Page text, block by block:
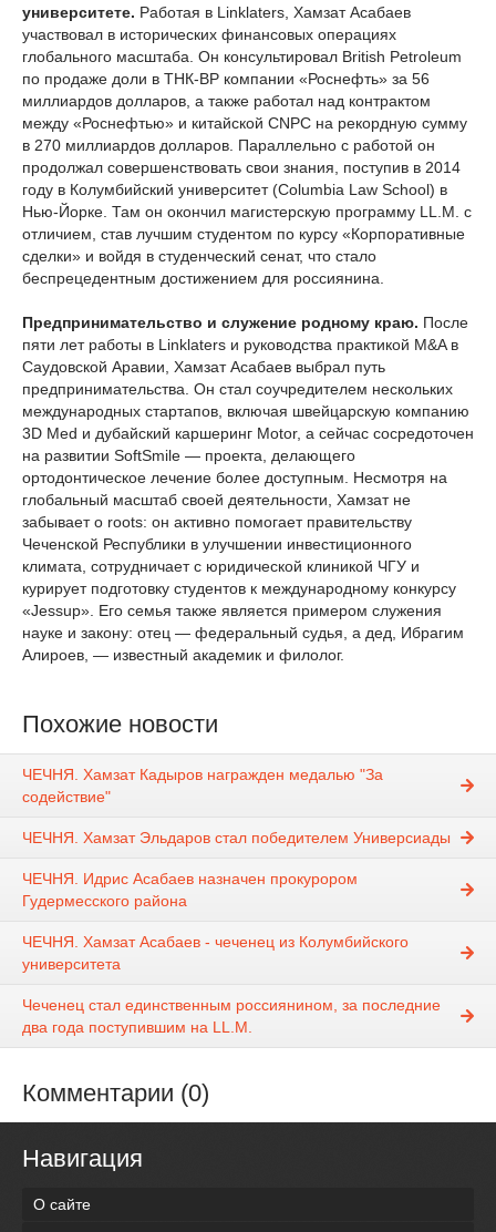
университете. Работая в Linklaters, Хамзат Асабаев
участвовал в исторических финансовых операциях
глобального масштаба. Он консультировал British Petroleum
по продаже доли в ТНК-BP компании «Роснефть» за 56
миллиардов долларов, а также работал над контрактом
между «Роснефтью» и китайской CNPC на рекордную сумму
в 270 миллиардов долларов. Параллельно с работой он
продолжал совершенствовать свои знания, поступив в 2014
году в Колумбийский университет (Columbia Law School) в
Нью-Йорке. Там он окончил магистерскую программу LL.M. с
отличием, став лучшим студентом по курсу «Корпоративные
сделки» и войдя в студенческий сенат, что стало
беспрецедентным достижением для россиянина.
Предпринимательство и служение родному краю. После
пяти лет работы в Linklaters и руководства практикой M&A в
Саудовской Аравии, Хамзат Асабаев выбрал путь
предпринимательства. Он стал соучредителем нескольких
международных стартапов, включая швейцарскую компанию
3D Med и дубайский каршеринг Motor, а сейчас сосредоточен
на развитии SoftSmile — проекта, делающего
ортодонтическое лечение более доступным. Несмотря на
глобальный масштаб своей деятельности, Хамзат не
забывает о roots: он активно помогает правительству
Чеченской Республики в улучшении инвестиционного
климата, сотрудничает с юридической клиникой ЧГУ и
курирует подготовку студентов к международному конкурсу
«Jessup». Его семья также является примером служения
науке и закону: отец — федеральный судья, а дед, Ибрагим
Алироев, — известный академик и филолог.
Похожие новости
ЧЕЧНЯ. Хамзат Кадыров награжден медалью "За
содействие"
ЧЕЧНЯ. Хамзат Эльдаров стал победителем Универсиады
ЧЕЧНЯ. Идрис Асабаев назначен прокурором
Гудермесского района
ЧЕЧНЯ. Хамзат Асабаев - чеченец из Колумбийского
университета
Чеченец стал единственным россиянином, за последние
два года поступившим на LL.M.
Комментарии (0)
Навигация
О сайте